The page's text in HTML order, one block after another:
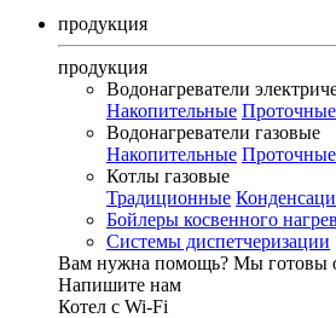
продукция
продукция
Водонагреватели
Накопительные Проточные
Водонагреватели газовые
Накопительные Проточные
Котлы газовые
Традиционные
Бойлеры косвенного
Системы диспетчеризации
Вам нужна помощь? Мы готовы
Напишите нам
Котел с Wi-Fi